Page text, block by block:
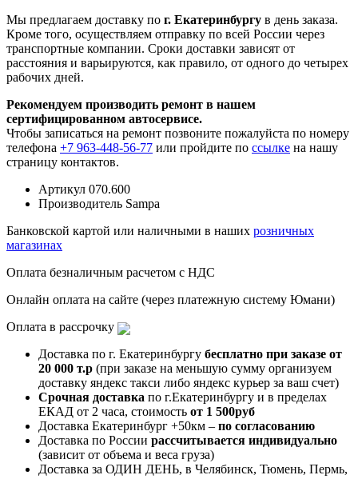
Мы предлагаем доставку по г. Екатеринбургу в день заказа.
Кроме того, осуществляем отправку по всей России через
транспортные компании. Сроки доставки зависят от
расстояния и варьируются, как правило, от одного до четырех
рабочих дней.
Рекомендуем производить ремонт в нашем
сертифицированном автосервисе.
Чтобы записаться на ремонт позвоните пожалуйста по номеру
телефона +7 963-448-56-77 или пройдите по ссылке на нашу
страницу контактов.
Артикул 070.600
Производитель Sampa
Банковской картой или наличными в наших розничных
магазинах
Оплата безналичным расчетом с НДС
Онлайн оплата на сайте (через платежную систему Юмани)
Оплата в рассрочку
Доставка по г. Екатеринбургу бесплатно при заказе от
20 000 т.р (при заказе на меньшую сумму организуем
доставку яндекс такси либо яндекс курьер за ваш счет)
Срочная доставка по г.Екатеринбургу и в пределах
ЕКАД от 2 часа, стоимость от 1 500руб
Доставка Екатеринбург +50км – по согласованию
Доставка по России рассчитывается индивидуально
(зависит от объема и веса груза)
Доставка за ОДИН ДЕНЬ, в Челябинск, Тюмень, Пермь,